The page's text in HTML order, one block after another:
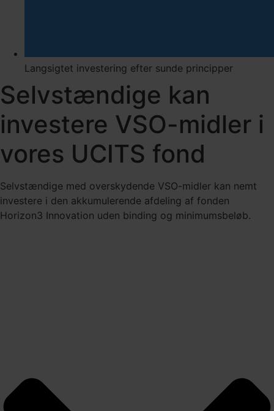
Langsigtet investering efter sunde principper
Selvstændige kan
investere VSO-midler i
vores UCITS fond
Selvstændige med overskydende VSO-midler kan nemt
investere i den akkumulerende afdeling af fonden
Horizon3 Innovation uden binding og minimumsbeløb.